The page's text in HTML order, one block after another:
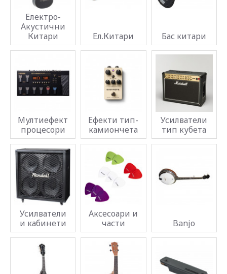
Електро-
Акустични
Китари
Ел.Китари Бас китари
Мултиефект
процесори
Ефекти тип-
камиончета
Усилватели
тип кубета
Усилватели
и кабинети
Аксесоари и
части
Banjo